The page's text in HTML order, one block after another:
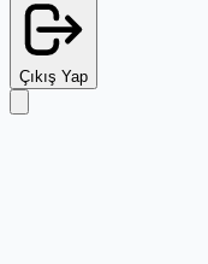
Çıkış Yap